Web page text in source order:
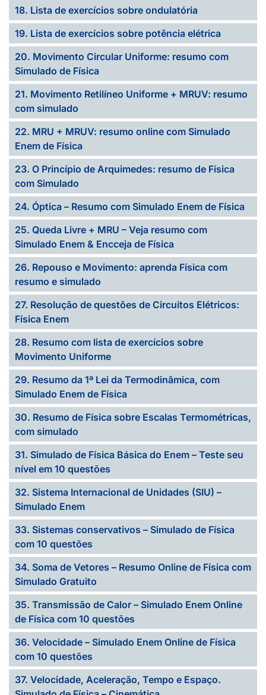
18. Lista de exercícios sobre ondulatória
19. Lista de exercícios sobre potência elétrica
20. Movimento Circular Uniforme: resumo com
Simulado de Física
21. Movimento Retilíneo Uniforme + MRUV: resumo
com simulado
22. MRU + MRUV: resumo online com Simulado
Enem de Física
23. O Princípio de Arquimedes: resumo de Física
com Simulado
24. Óptica – Resumo com Simulado Enem de Física
25. Queda Livre + MRU – Veja resumo com
Simulado Enem & Encceja de Física
26. Repouso e Movimento: aprenda Física com
resumo e simulado
27. Resolução de questões de Circuitos Elétricos:
Física Enem
28. Resumo com lista de exercícios sobre
Movimento Uniforme
29. Resumo da 1ª Lei da Termodinâmica, com
Simulado Enem de Física
30. Resumo de Física sobre Escalas Termométricas,
com simulado
31. Simulado de Física Básica do Enem – Teste seu
nível em 10 questões
32. Sistema Internacional de Unidades (SIU) –
Simulado Enem
33. Sistemas conservativos – Simulado de Física
com 10 questões
34. Soma de Vetores – Resumo Online de Física com
Simulado Gratuito
35. Transmissão de Calor – Simulado Enem Online
de Física com 10 questões
36. Velocidade – Simulado Enem Online de Física
com 10 questões
37. Velocidade, Aceleração, Tempo e Espaço.